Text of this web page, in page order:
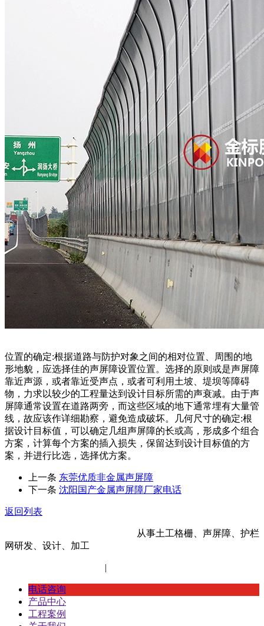
位置的确定:根据道路与防护对象之间的相对位置、周围的地
形地貌，应选择佳的声屏障设置位置。选择的原则或是声屏障
靠近声源，或者靠近受声点，或者可利用土坡、堤坝等障碍
物，力求以较少的工程量达到设计目标所需的声衰减。由于声
屏障通常设置在道路两旁，而这些区域的地下通常埋有大量管
线，故应该作详细勘察，避免造成破坏。几何尺寸的确定:根
据设计目标值，可以确定几组声屏障的长或高，形成多个组合
方案，计算每个方案的插入损失，保留达到设计目标值的方
案，并进行比选，选择优方案。
上一条 东莞优质非金属声屏障
下一条 沈阳国产金属声屏障厂家电话
返回列表
从事土工格栅、声屏障、护栏
网研发、设计、加工
|
电话咨询
产品中心
工程案例